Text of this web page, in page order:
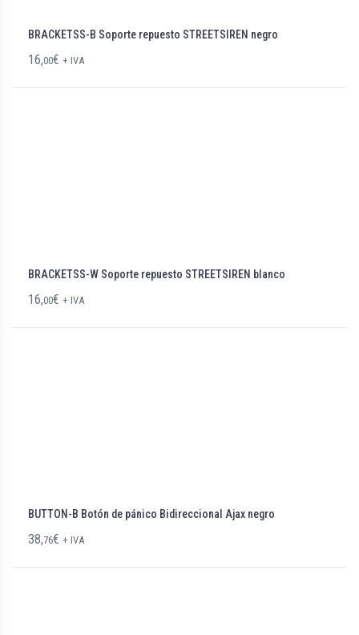
BRACKETSS-B Soporte repuesto STREETSIREN negro
16,00€ + IVA
BRACKETSS-W Soporte repuesto STREETSIREN blanco
16,00€ + IVA
BUTTON-B Botón de pánico Bidireccional Ajax negro
38,76€ + IVA